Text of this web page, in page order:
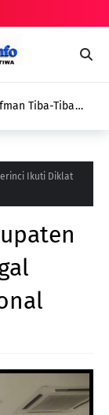
Tiba-Tiba
Ikuti Diklat